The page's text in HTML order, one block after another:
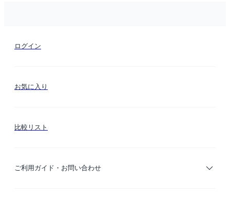
ログイン
お気に入り
比較リスト
ご利用ガイド・お問い合わせ